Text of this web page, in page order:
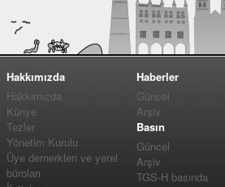
Hakkımızda
Hakkımızda
Künye
Tezler
Yönetim Kurulu
Üye dernerkleri ve yerel
büroları
Haberler
Güncel
Arşiv
Basın
Güncel
Arşiv
TGS-H basında